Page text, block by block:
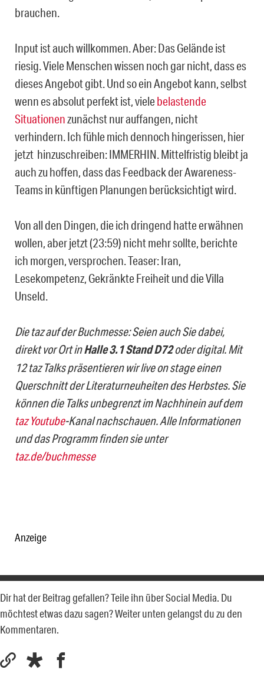
brauchen.
Input ist auch willkommen.Aber: Das Gelände ist
riesig. Viele Menschen wissen noch gar nicht, dass es
dieses Angebot gibt. Und so ein Angebot kann, selbst
wenn es absolut perfekt ist, vielebelastende
Situationenzunächst nur auffangen, nicht
verhindern. Ich fühle mich dennoch hingerissen, hier
jetzt hinzuschreiben: IMMERHIN. Mittelfristig bleibt ja
auch zu hoffen, dass das Feedback der Awareness-
Teams in künftigen Planungen berücksichtigt wird.
Von all den Dingen, die ich dringend hatte erwähnen
wollen, aber jetzt (23:59) nicht mehr sollte, berichte
ich morgen, versprochen. Teaser: Iran,
Lesekompetenz, Gekränkte Freiheit und die Villa
Unseld.
Die taz auf der Buchmesse: Seien auch Sie dabei,
direkt vor Ort inHalle 3.1 Stand D72oder digital. Mit
12 taz Talks präsentieren wir live on stage einen
Querschnitt der Literaturneuheiten des Herbstes. Sie
können die Talks unbegrenzt im Nachhinein auf dem
taz Youtube-Kanal nachschauen. Alle Informationen
und das Programm finden sie unter
taz.de/buchmesse
Anzeige
Dir hat der Beitrag gefallen? Teile ihn über Social Media. Du
möchtest etwas dazu sagen? Weiter unten gelangst du zu den
Kommentaren.